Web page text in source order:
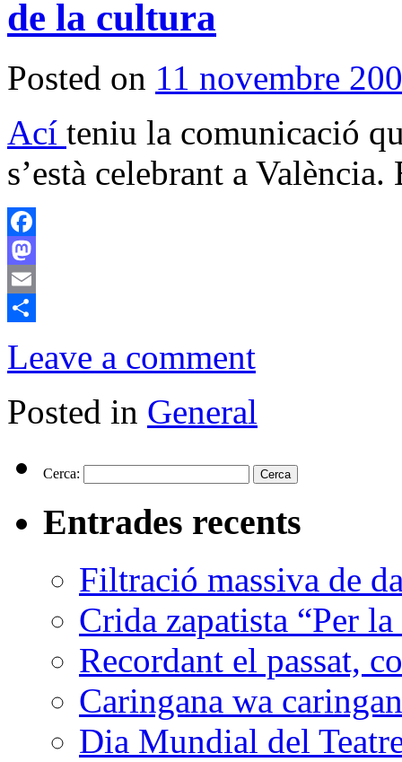
de la cultura
Posted on 11 novembre
Ací teniu la comunicació
s’està celebrant a
Facebook
Mastodon
Email
Leave a comment
Posted in General
Cerca:
Entrades recents
Filtració massiva de
Crida zapatista “Per
Recordant el passat,
Caringana wa
Dia Mundial del